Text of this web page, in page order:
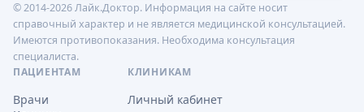
© 2014-2026 Лайк.Доктор. Информация на сайте носит
справочный характер и не является медицинской консультацией.
Имеются противопоказания. Необходима консультация
специалиста.
ПАЦИЕНТАМ
Врачи
КЛИНИКАМ
Личный кабинет